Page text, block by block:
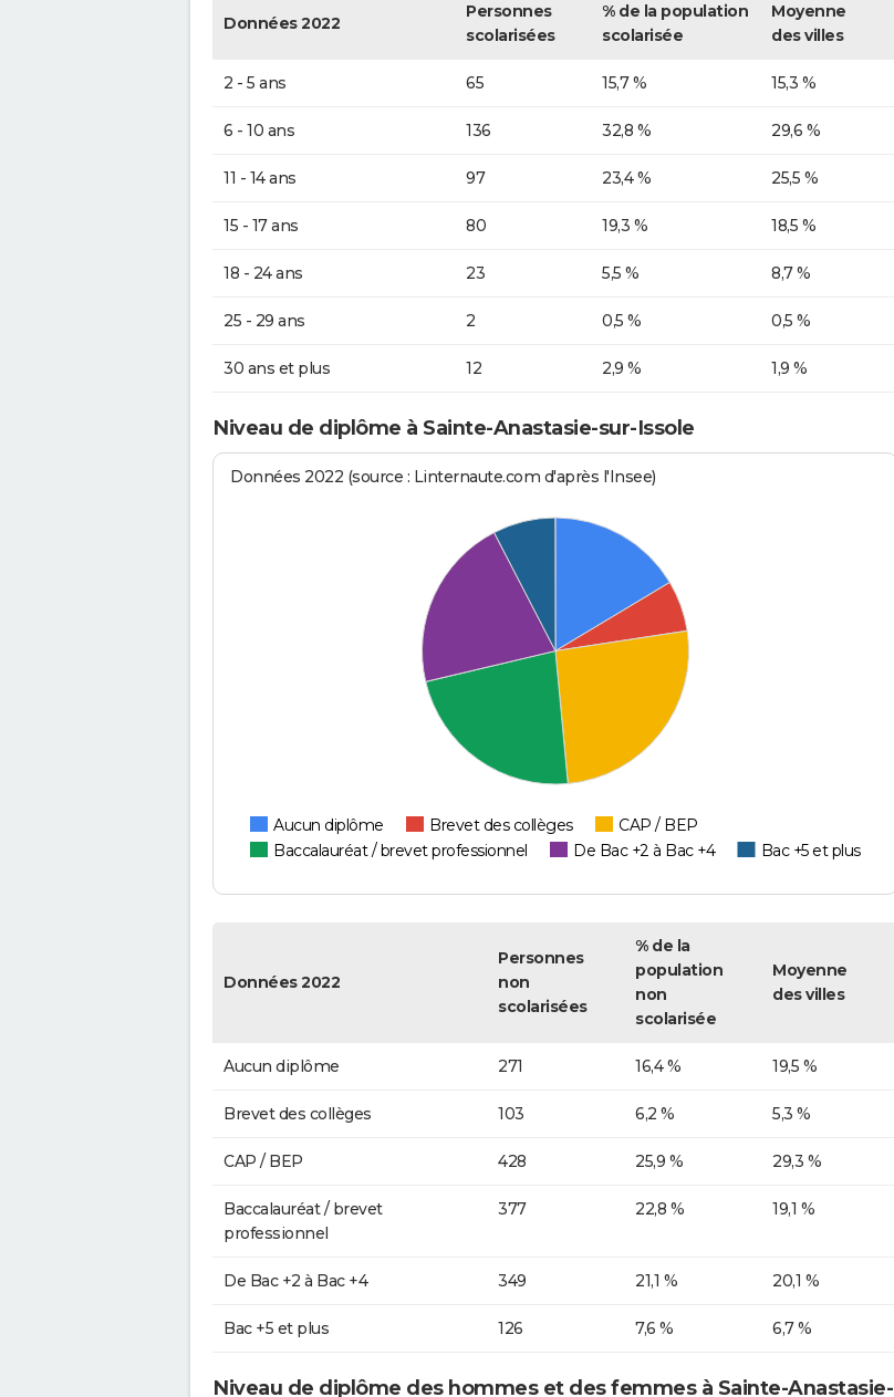
Données 2022
Personnes
scolarisées
% de la population
scolarisée
Moyenne
des villes
2 - 5 ans 65 15,7 % 15,3 %
6 - 10 ans 136 32,8 % 29,6 %
11 - 14 ans 97 23,4 % 25,5 %
15 - 17 ans 80 19,3 % 18,5 %
18 - 24 ans 23 5,5 % 8,7 %
25 - 29 ans 2 0,5 % 0,5 %
30 ans et plus 12 2,9 % 1,9 %
Niveau de diplôme à Sainte-Anastasie-sur-Issole
Données 2022 (source : Linternaute.com d'après l'Insee)
Aucun diplôme Brevet des collèges
CAP / BEP
Baccalauréat / brevet professionnel
De Bac +2 à Bac +4 Bac +5 et plus
Données 2022
Personnes
non
scolarisées
% de la
population
non
scolarisée
Moyenne
des villes
Aucun diplôme 271 16,4 % 19,5 %
Brevet des collèges 103 6,2 % 5,3 %
CAP / BEP 428 25,9 % 29,3 %
Baccalauréat / brevet
professionnel
377 22,8 % 19,1 %
De Bac +2 à Bac +4 349 21,1 % 20,1 %
Bac +5 et plus 126 7,6 % 6,7 %
Niveau de diplôme des hommes et des femmes à Sainte-Anastasie-